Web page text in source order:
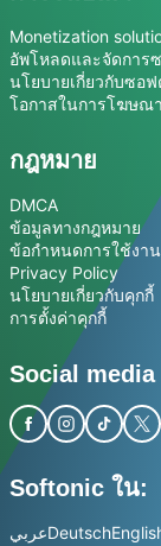
Monetization
อัพโหลดและจัดกา
นโยบายเกี่ยวกับซอฟ
โอกาสในการโฆษณา
กฎหมาย
DMCA
ข้อมูลทางกฎหมาย
ข้อกำหนดการใช้งาน
Privacy Policy
นโยบายเกี่ยวกับคุกกี้
การตั้งค่าคุกกี้
Social media
Softonic ใน:
عربيDeutsch